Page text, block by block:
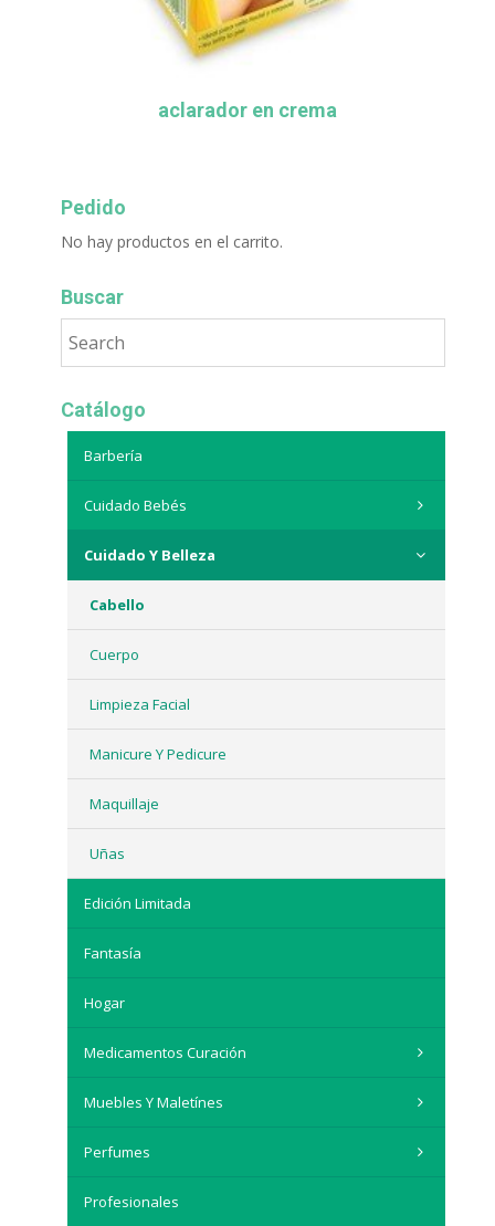
aclarador en crema
Pedido
No hay productos en el carrito.
Buscar
Catálogo
Barbería
Cuidado Bebés
Cuidado Y Belleza
Cabello
Cuerpo
Limpieza Facial
Manicure Y Pedicure
Maquillaje
Uñas
Edición Limitada
Fantasía
Hogar
Medicamentos Curación
Muebles Y Maletínes
Perfumes
Profesionales